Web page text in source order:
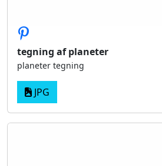
tegning af planeter
planeter tegning
JPG